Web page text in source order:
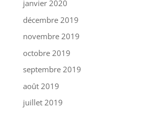
janvier 2020
décembre 2019
novembre 2019
octobre 2019
septembre 2019
août 2019
juillet 2019